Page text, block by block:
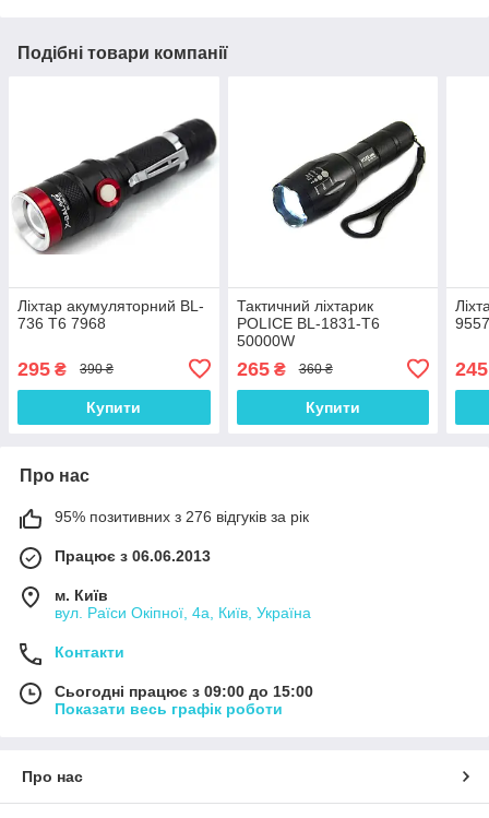
Подібні товари компанії
Ліхтар акумуляторний BL-
736 T6 7968
295 ₴ 390 ₴
Купити
Тактичний ліхтарик
POLICE BL-1831-T6
50000W
265₴ 360 ₴
Купити
245
Про нас
95% позитивних з 276 відгуків за рік
Працює з 06.06.2013
м. Київ
вул. Раїси Окіпної, 4а, Київ, Україна
Контакти
Сьогодні працює з 09:00 до 15:00
Показати весь графік роботи
Про нас